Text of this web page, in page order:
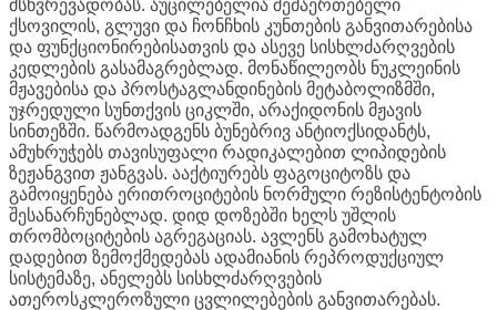
მსხვრევადობას. აუცილებელია შემაერთებელი
ქსოვილის, გლუვი და ჩონჩხის კუნთების განვითარებისა
და ფუნქციონირებისათვის და ასევე სისხლძარღვების
კედლების გასამაგრებლად. მონაწილეობს ნუკლეინის
მჟავებისა და პროსტაგლანდინების მეტაბოლიზმში,
უჯრედული სუნთქვის ციკლში, არაქიდონის მჟავის
სინთეზში. წარმოადგენს ბუნებრივ ანტიოქსიდანტს,
ამუხრუჭებს თავისუფალი რადიკალებით ლიპიდების
ზეჟანგვით ჟანგვას. ააქტიურებს ფაგოციტოზს და
გამოიყენება ერითროციტების ნორმული რეზისტენტობის
შესანარჩუნებლად. დიდ დოზებში ხელს უშლის
თრომბოციტების აგრეგაციას. ავლენს გამოხატულ
დადებით ზემოქმედებას ადამიანის რეპროდუქციულ
სისტემაზე, ანელებს სისხლძარღვების
ათეროსკლეროზული ცვლილებების განვითარებას.